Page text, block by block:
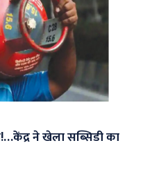
ने खेला सब्सिडी का